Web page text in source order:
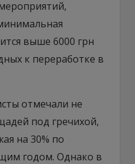
выше 6000 грн
к переработке в
отмечали не
под гречихой,
на 30% по
годом. Однако в